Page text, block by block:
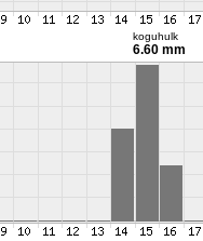
koguhulk
6.60 mm